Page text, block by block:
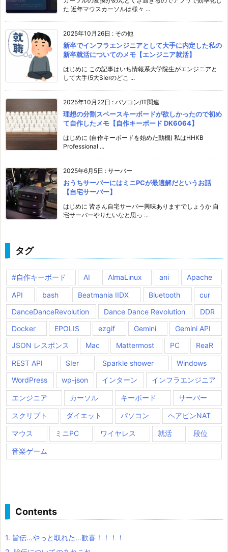
た 近年マウスカーソルは様々 ...
2025年10月26日 : その他
新卒でインフラエンジニアとして大手に内定した私の
新卒就活についてのメモ【エンジニア就活】
はじめに この記事はいち情報系大学院生がエンジニアと
して大手(5大SIerのどこ ...
2025年10月22日 : パソコン/IT関連
理想の分割スペースキーボードが欲しかったので初め
て自作したメモ【自作キーボード DK6064】
はじめに (自作キーボードを始めた動機) 私はHHKB
Professional ...
2025年6月5日 : サーバー
おうちサーバーにはミニPCが最適解だというお話
【自宅サーバー】
はじめに 皆さん自宅サーバー興味ありますでしょうか 自
宅サーバーやりたいなと思っ ...
タグ
#自作キーボード AI AlmaLinux ani Apache
API bash Beatmania IIDX Bluetooth
cur
DanceDanceRevolution
Dance Dance Revolution
DDR
Docker
EPOLIS ezgif Gemini
Gemini API
JSON レスポンス
Mac Mattermost PC ReaR
REST API SIer Sparkle shower
Windows
WordPress
wp-json インターン インフラエンジニア
エンジニア カーソル キーボード サーバー
スクリプト ダイエット パソコン ヘアピンNAT
マウス ミニPC ワイヤレス 就活 段位
音楽ゲーム
Contents
1. 皆伝…やっと取れた…歓喜！！！！